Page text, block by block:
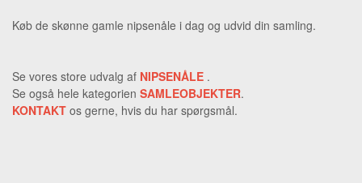
Køb de skønne gamle nipsenåle i dag og udvid din samling.
Se vores store udvalg af NIPSENÅLE .
Se også hele kategorien SAMLEOBJEKTER.
KONTAKT os gerne, hvis du har spørgsmål.